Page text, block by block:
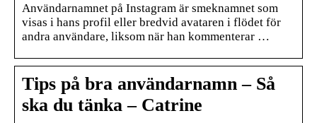
Användarnamnet på Instagram är smeknamnet som
visas i hans profil eller bredvid avataren i flödet för
andra användare, liksom när han kommenterar …
Tips på bra användarnamn – Så
ska du tänka – Catrine